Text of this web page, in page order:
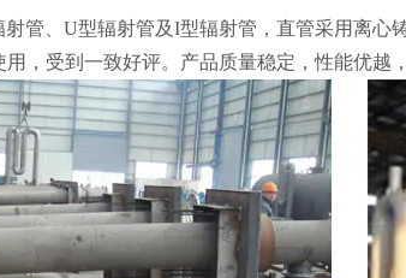
管、U型辐射管及I型辐射管，直管采用离
，受到一致好评。产品质量稳定，性能优越